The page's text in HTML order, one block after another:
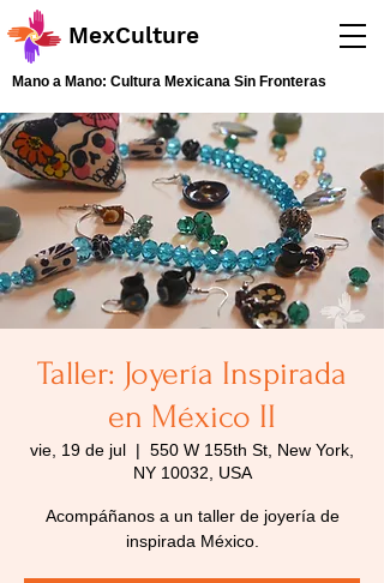
MexCulture
Mano a Mano: Cultura Mexicana Sin Fronteras
Taller: Joyería Inspirada
en México II
vie, 19 de jul
  |
550 W 155th St, New York,
NY 10032, USA
Acompáñanos a un taller de joyería de
inspirada México.